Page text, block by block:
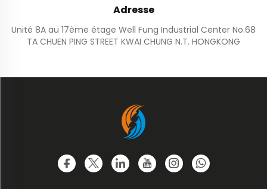
Adresse
Unité 8A au 17ème étage Well Fung Industrial Center No.68
TA CHUEN PING STREET KWAI CHUNG N.T. HONGKONG